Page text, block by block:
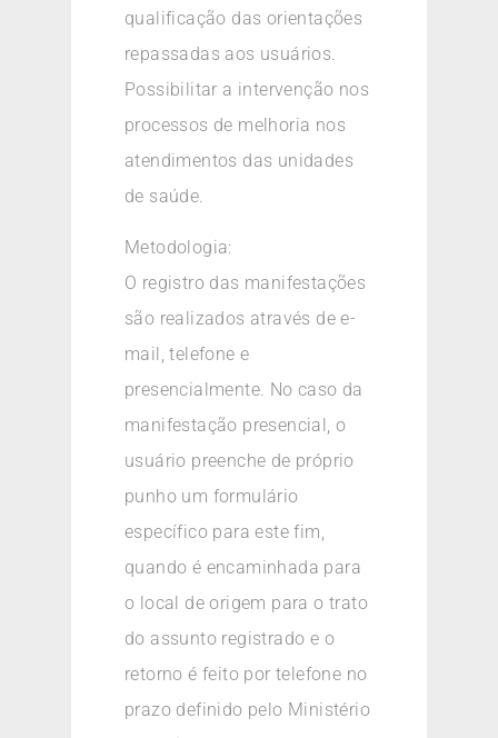
qualificação das orientações
repassadas aos usuários.
Possibilitar a intervenção nos
processos de melhoria nos
atendimentos das unidades
de saúde.
Metodologia:
O registro das manifestações
são realizados através de e-
mail, telefone e
presencialmente. No caso da
manifestação presencial, o
usuário preenche de próprio
punho um formulário
específico para este fim,
quando é encaminhada para
o local de origem para o trato
do assunto registrado e o
retorno é feito por telefone no
prazo definido pelo Ministério